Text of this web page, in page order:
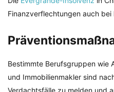
Finanzverflechtungen auch
Bestimmte Berufsgruppen wie
und Immobilienmakler sind